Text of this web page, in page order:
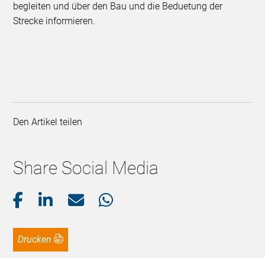
begleiten und über den Bau und die Beduetung der
Strecke informieren.
Den Artikel teilen
Share Social Media
Drucken